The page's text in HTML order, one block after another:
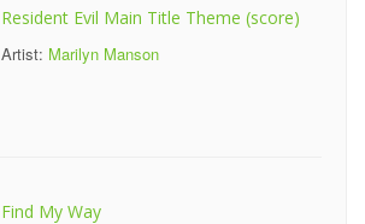
Resident Evil Main Title Theme (score)
Artist: Marilyn Manson
Find My Way